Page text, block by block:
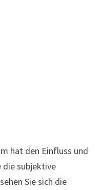
hat den Einfluss und
subjektive
Sie sich die